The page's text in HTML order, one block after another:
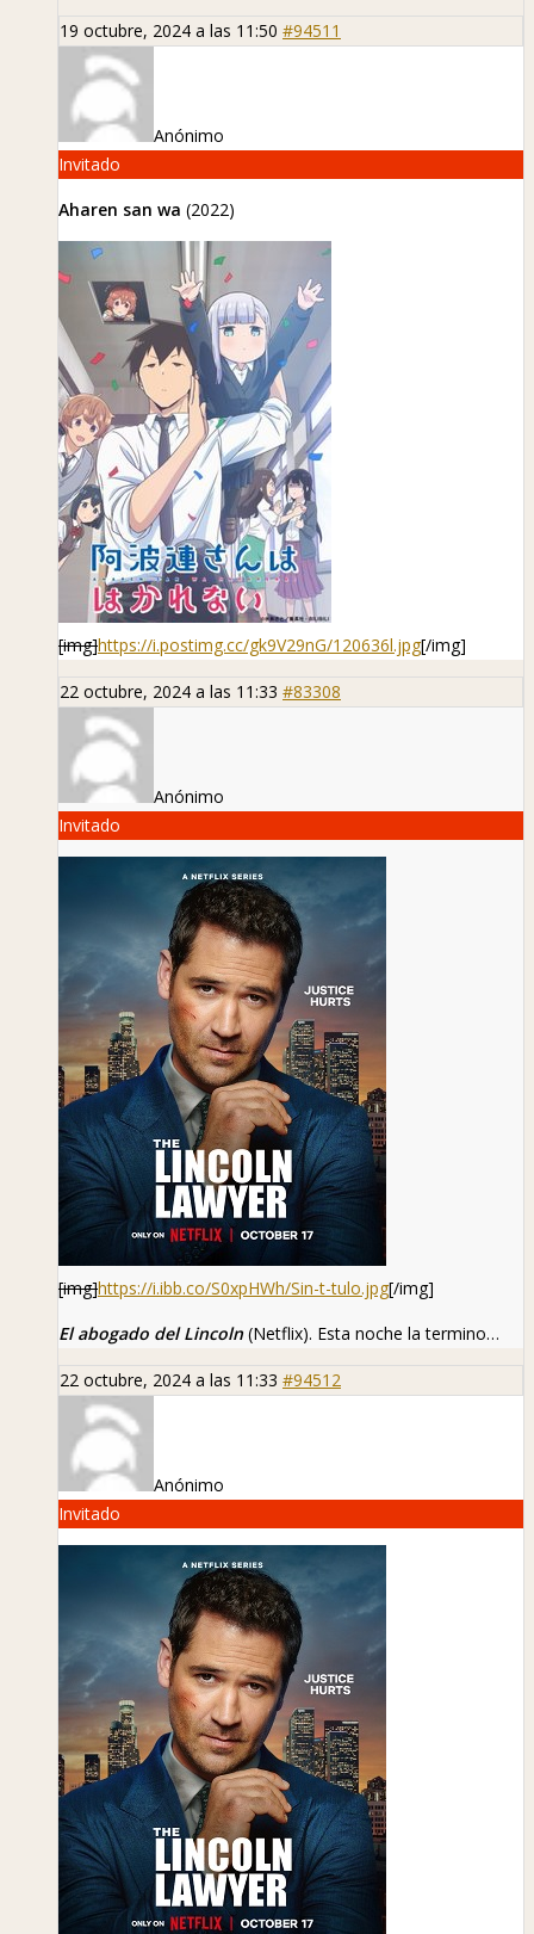
19 octubre, 2024 a las 11:50 #94511
Anónimo
Invitado
Aharen san wa (2022)
[img]https://i.postimg.cc/gk9V29nG/120636l.jpg[/img]
22 octubre, 2024 a las 11:33 #83308
Anónimo
Invitado
[img]https://i.ibb.co/S0xpHWh/Sin-t-tulo.jpg[/img]
El abogado del Lincoln (Netflix). Esta noche la termino…
22 octubre, 2024 a las 11:33 #94512
Anónimo
Invitado